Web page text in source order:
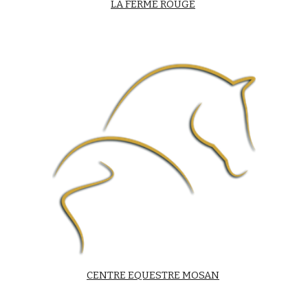
LA FERME ROUGE
CENTRE EQUESTRE MOSAN